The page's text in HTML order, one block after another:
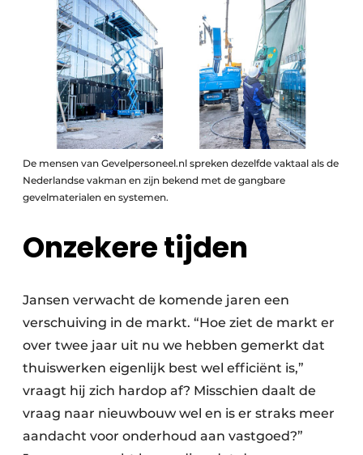
De mensen van Gevelpersoneel.nl spreken dezelfde vaktaal als de
Nederlandse vakman en zijn bekend met de gangbare
gevelmaterialen en systemen.
Onzekere tijden
Jansen verwacht de komende jaren een
verschuiving in de markt. “Hoe ziet de markt er
over twee jaar uit nu we hebben gemerkt dat
thuiswerken eigenlijk best wel efficiënt is,”
vraagt hij zich hardop af? Misschien daalt de
vraag naar nieuwbouw wel en is er straks meer
aandacht voor onderhoud aan vastgoed?”